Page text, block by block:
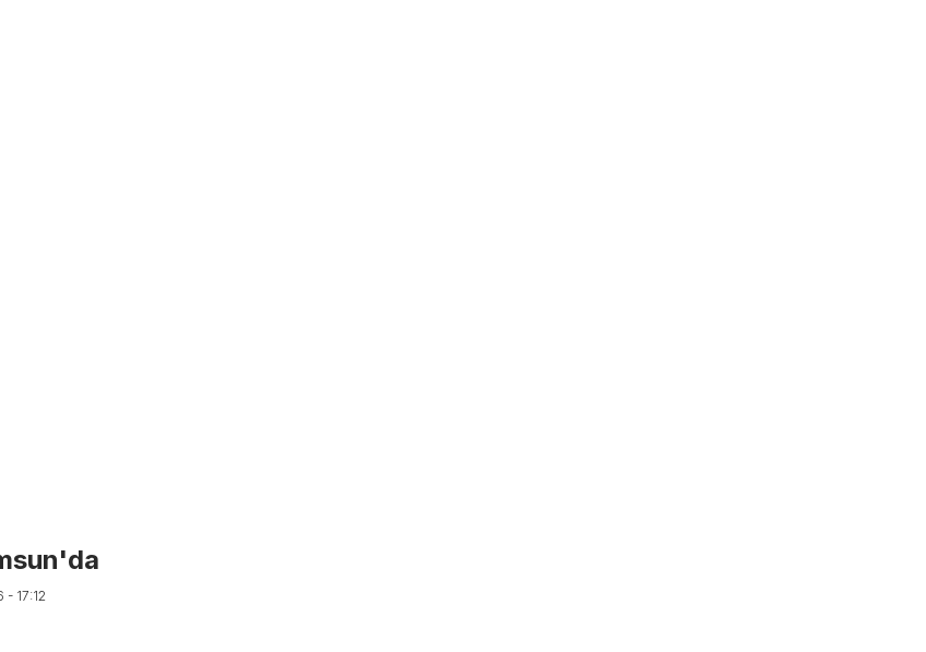
- 17:12